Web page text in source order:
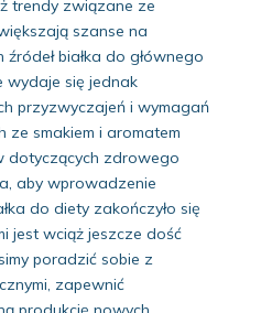
trendy związane ze
szanse na
białka do głównego
wydaje się jednak
przyzwyczajeń i wymagań
ze smakiem i aromatem
dotyczących zdrowego
aby wprowadzenie
do diety zakończyło się
jest wciąż jeszcze dość
poradzić sobie z
zapewnić